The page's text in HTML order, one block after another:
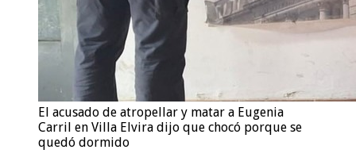
El acusado de atropellar y matar a Eugenia
Carril en Villa Elvira dijo que chocó porque se
quedó dormido